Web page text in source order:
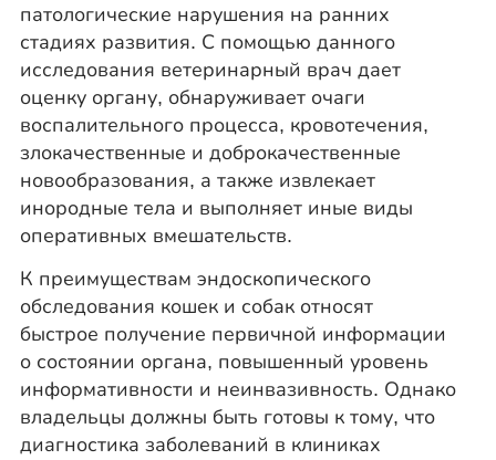
патологические нарушения на ранних
стадиях развития. С помощью данного
исследования ветеринарный врач дает
оценку органу, обнаруживает очаги
воспалительного процесса, кровотечения,
злокачественные и доброкачественные
новообразования, а также извлекает
инородные тела и выполняет иные виды
оперативных вмешательств.
К преимуществам эндоскопического
обследования кошек и собак относят
быстрое получение первичной информации
о состоянии органа, повышенный уровень
информативности и неинвазивность. Однако
владельцы должны быть готовы к тому, что
диагностика заболеваний в клиниках